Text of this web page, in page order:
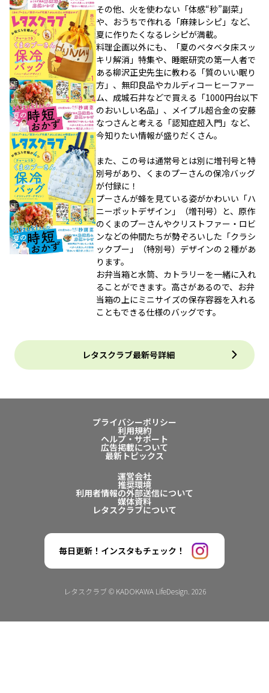
その他、火を使わない「体感“秒”副菜」
や、おうちで作れる「麻辣レシピ」など、
夏に作りたくなるレシピが満載。
料理企画以外にも、「夏のベタベタ床スッ
キリ解消」特集や、睡眠研究の第一人者で
ある柳沢正史先生に教わる「質のいい眠り
方」、無印良品やカルディコーヒーファー
ム、成城石井などで買える「1000円台以下
のおいしい名品」、メイプル超合金の安藤
なつさんと考える「認知症超入門」など、
今知りたい情報が盛りだくさん。
また、この号は通常号とは別に増刊号と特
別号があり、くまのプーさんの保冷バッグ
が付録に！
プーさんが蜂を見ている姿がかわいい「ハ
ニーポットデザイン」（増刊号）と、原作
のくまのプーさんやクリストファー・ロビ
ンなどの仲間たちが勢ぞろいした「クラシ
ックプー」（特別号）デザインの２種があ
ります。
お弁当箱と水筒、カトラリーを一緒に入れ
ることができます。高さがあるので、お弁
当箱の上にミニサイズの保存容器を入れる
こともできる仕様のバッグです。
レタスクラブ最新号詳細
プライバシーポリシー
利用規約
ヘルプ・サポート
広告掲載について
最新トピックス
運営会社
推奨環境
利用者情報の外部送信について
媒体資料
レタスクラブについて
毎日更新！インスタもチェック！
レタスクラブ © KADOKAWA LifeDesign. 2026